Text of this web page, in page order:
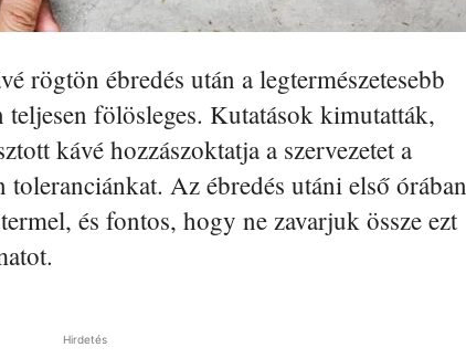
rögtön ébredés után a legtermészetesebb
fölösleges. Kutatások kimutatták,
kávé hozzászoktatja a szervezetet a
Az ébredés utáni első órában
és fontos, hogy ne zavarjuk össze ezt
Hirdetés